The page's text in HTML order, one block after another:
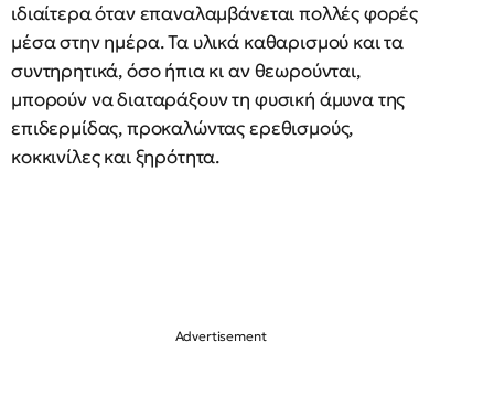
ιδιαίτερα όταν επαναλαμβάνεται πολλές φορές
μέσα στην ημέρα. Τα υλικά καθαρισμού και τα
συντηρητικά, όσο ήπια κι αν θεωρούνται,
μπορούν να διαταράξουν τη φυσική άμυνα της
επιδερμίδας, προκαλώντας ερεθισμούς,
κοκκινίλες και ξηρότητα.